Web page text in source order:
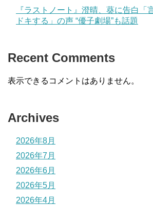
『ラストノート』澄晴、葵に告白「
ドキする」の声 “優子劇場”も話題
Recent Comments
表示できるコメントはありません。
Archives
2026年8月
2026年7月
2026年6月
2026年5月
2026年4月